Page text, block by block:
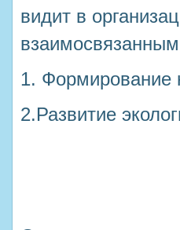
видит в
1. Формирование
2.Развитие